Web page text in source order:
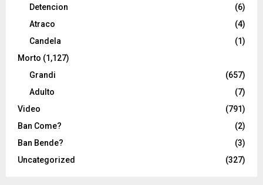
Detencion
(6)
Atraco
(4)
Candela
(1)
Morto (1,127)
Grandi
(657)
Adulto
(7)
Video
(791)
Ban Come?
(2)
Ban Bende?
(3)
Uncategorized
(327)